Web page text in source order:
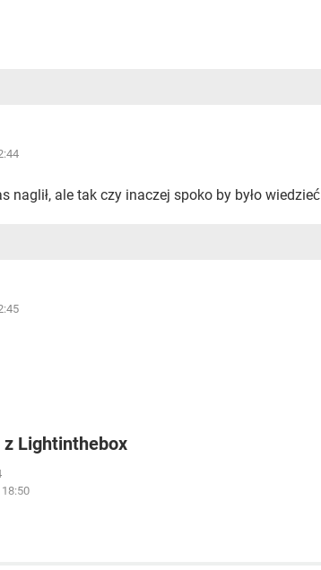
naglił, ale tak czy inaczej spoko by było wiedzieć
Lightinthebox